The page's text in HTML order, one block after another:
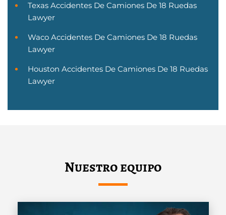
Texas Accidentes De Camiones De 18 Ruedas
Lawyer
Waco Accidentes De Camiones De 18 Ruedas
Lawyer
Houston Accidentes De Camiones De 18 Ruedas
Lawyer
Nuestro equipo